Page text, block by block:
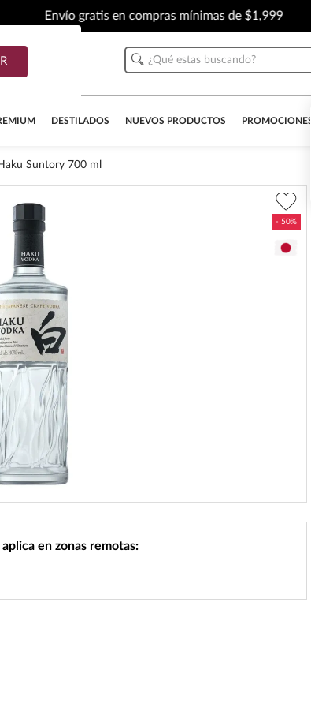
Envío gratis en compras mínimas de $1,999
¿Qué estas buscando?
DESTILADOS NUEVOS PRODUCTOS PROMOCIONES
Suntory 700 ml
en zonas remotas: